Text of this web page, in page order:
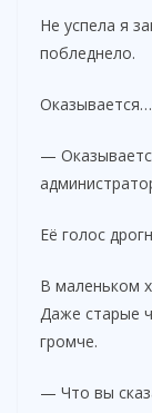
Не успела я
побледнело.
Оказывается…
—
Её голос
В маленьком
Даже старые
громче.
— Что вы